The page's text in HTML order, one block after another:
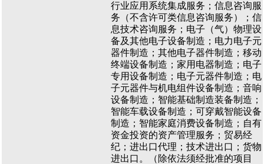
行业应用系统集成服务；信息咨询服
务（不含许可类信息咨询服务）；信
息技术咨询服务；电子（气）物理设
备及其他电子设备制造；电力电子元
器件制造；其他电子器件制造；移动
终端设备制造；家用电器制造；电子
专用设备制造；电子元器件制造；电
子元器件与机电组件设备制造；音响
设备制造；智能基础制造装备制造；
智能车载设备制造；可穿戴智能设备
制造；智能家庭消费设备制造；自有
资金投资的资产管理服务；贸易经
纪；进出口代理；技术进出口；货物
进出口。（除依法须经批准的项目